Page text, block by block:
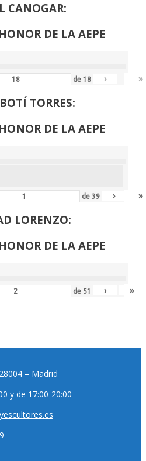
CANOGAR:
DE LA AEPE
de18 › »
TORRES:
DE LA AEPE
de39 › »
LORENZO:
DE LA AEPE
de 51 › »
– Madrid
y de 17:00-20:00